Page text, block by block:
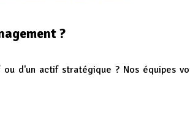
?
d'un actif stratégique ? Nos équipes